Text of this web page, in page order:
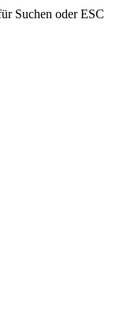
Suchen oder ESC